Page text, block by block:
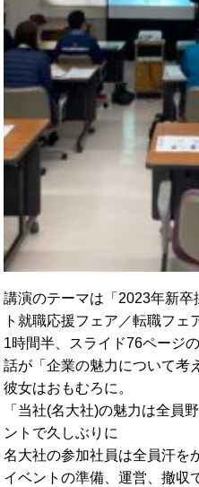
講演のテーマは「2023年新
ト就職応援フェア／転職フェ
1時間半、スライド76ページの
話が「企業の魅力について考
彼女はおもむろに。
「当社(名大社)の魅力は全員野
ントで久しぶりに
名大社の参加社員は全員汗を
イベントの準備、運営、撤収